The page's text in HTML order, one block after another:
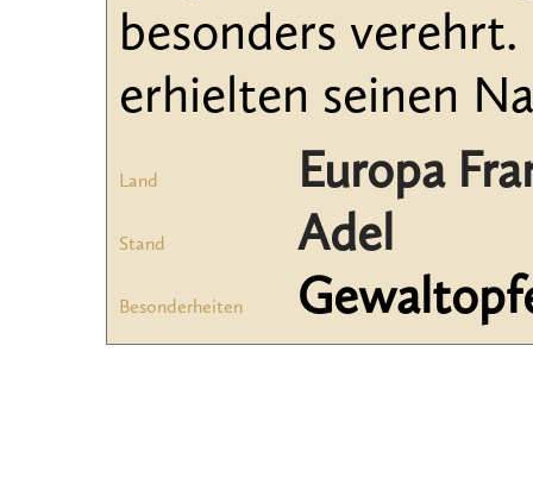
besonders
erhielten seinen
Land Europa
Stand Adel
Besonderheiten